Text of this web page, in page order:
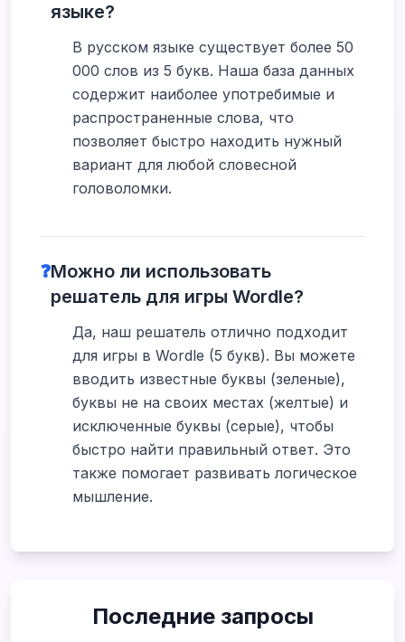
языке?
В русском языке существует более 50
000 слов из 5 букв. Наша база данных
содержит наиболее употребимые и
распространенные слова, что
позволяет быстро находить нужный
вариант для любой словесной
головоломки.
❓Можно ли использовать
решатель для игры Wordle?
Да, наш решатель отлично подходит
для игры в Wordle (5 букв). Вы можете
вводить известные буквы (зеленые),
буквы не на своих местах (желтые) и
исключенные буквы (серые), чтобы
быстро найти правильный ответ. Это
также помогает развивать логическое
мышление.
Последние запросы